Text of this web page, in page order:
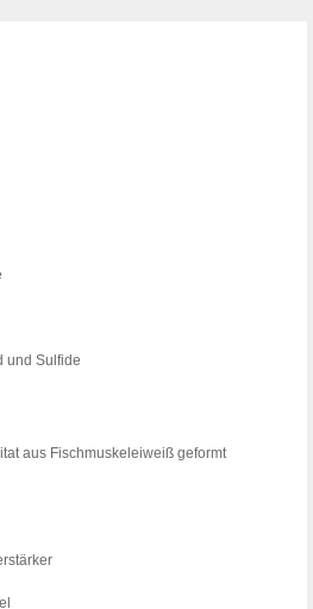
und Sulfide
aus Fischmuskeleiweiß geformt